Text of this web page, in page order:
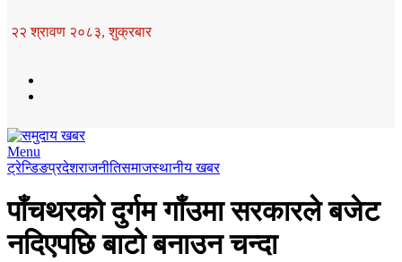
२२ श्रावण २०८३, शुक्रबार
Menu
ट्रेन्डिङप्रदेशराजनीतिसमाजस्थानीय खबर
पाँचथरको दुर्गम गाँउमा सरकारले बजेट
नदिएपछि बाटो बनाउन चन्दा